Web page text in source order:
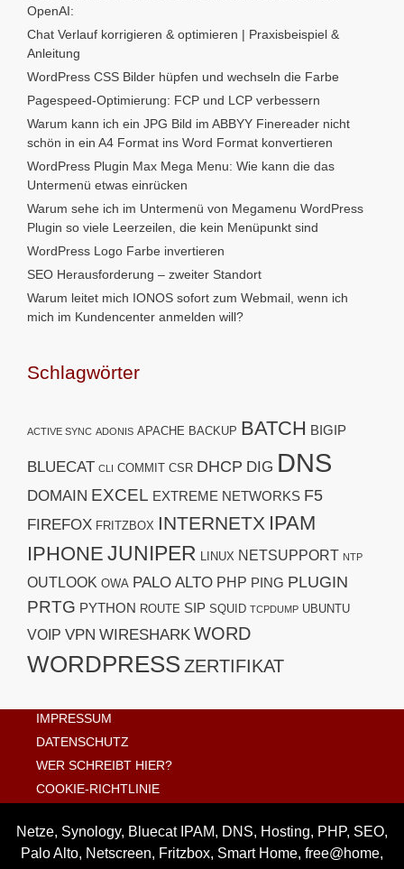
OpenAI:
Chat Verlauf korrigieren & optimieren | Praxisbeispiel &
Anleitung
WordPress CSS Bilder hüpfen und wechseln die Farbe
Pagespeed-Optimierung: FCP und LCP verbessern
Warum kann ich ein JPG Bild im ABBYY Finereader nicht
schön in ein A4 Format ins Word Format konvertieren
WordPress Plugin Max Mega Menu: Wie kann die das
Untermenü etwas einrücken
Warum sehe ich im Untermenü von Megamenu WordPress
Plugin so viele Leerzeilen, die kein Menüpunkt sind
WordPress Logo Farbe invertieren
SEO Herausforderung – zweiter Standort
Warum leitet mich IONOS sofort zum Webmail, wenn ich
mich im Kundencenter anmelden will?
Schlagwörter
ACTIVE SYNC ADONIS APACHE BACKUP BATCH BIGIP
BLUECAT CLI COMMIT CSR DHCP DIG DNS
DOMAIN EXCEL EXTREME NETWORKS F5
FIREFOX FRITZBOX INTERNETX IPAM
IPHONE JUNIPER LINUX NETSUPPORT NTP
OUTLOOK OWA PALO ALTO PHP PING PLUGIN
PRTG PYTHON ROUTE SIP SQUID TCPDUMP UBUNTU
VOIP VPN WIRESHARK WORD
WORDPRESSZERTIFIKAT
IMPRESSUM
DATENSCHUTZ
WER SCHREIBT HIER?
COOKIE-RICHTLINIE
Netze, Synology, Bluecat IPAM, DNS, Hosting, PHP, SEO,
Palo Alto, Netscreen, Fritzbox, Smart Home, free@home,